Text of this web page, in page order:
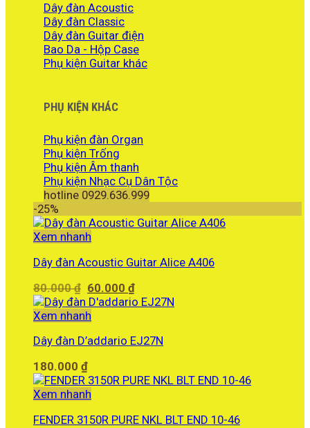
Dây đàn Acoustic
Dây đàn Classic
Dây đàn Guitar điện
Bao Da - Hộp Case
Phụ kiện Guitar khác
PHỤ KIỆN KHÁC
Phụ kiện đàn Organ
Phụ kiện Trống
Phụ kiện Âm thanh
Phụ kiện Nhạc Cụ Dân Tộc
hotline 0929.636.999
-25%
Xem nhanh
Dây đàn Acoustic Guitar Alice A406
80.000₫ Giá
gốc
là:
60.000₫Giá
hiện
60.000 ₫.
Xem nhanh
Dây đàn D’addario EJ27N
180.000 ₫
Xem nhanh
FENDER 3150R PURE NKL BLT END 10-46